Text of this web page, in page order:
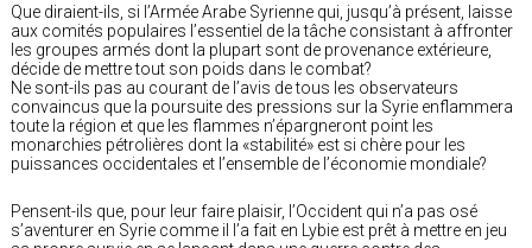
Que diraient-ils, si l’Armée Arabe Syrienne qui, jusqu’à présent, laisse
aux comités populaires l’essentiel de la tâche consistant à affronter
les groupes armés dont la plupart sont de provenance extérieure,
décide de mettre tout son poids dans le combat?
Ne sont-ils pas au courant de l’avis de tous les observateurs
convaincus que la poursuite des pressions sur la Syrie enflammera
toute la région et que les flammes n’épargneront point les
monarchies pétrolières dont la «stabilité» est si chère pour les
puissances occidentales et l’ensemble de l’économie mondiale?
Pensent-ils que, pour leur faire plaisir, l’Occident qui n’a pas osé
s’aventurer en Syrie comme il l’a fait en Lybie est prêt à mettre en jeu